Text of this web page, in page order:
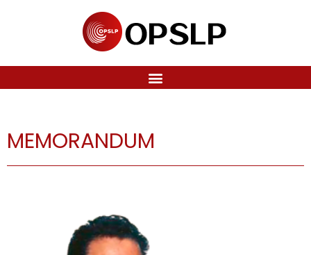
MEMORANDUM